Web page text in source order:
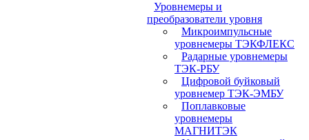
Уровнемеры и
преобразователи уровня
Микроимпульсные
уровнемеры ТЭКФЛЕКС
Радарные уровнемеры
ТЭК-РБУ
Цифровой буйковый
уровнемер ТЭК-ЭМБУ
Поплавковые
уровнемеры
МАГНИТЭК